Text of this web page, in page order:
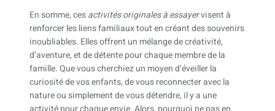
En somme, cesactivités originales à essayervisent à
renforcer les liens familiaux tout en créant des souvenirs
inoubliables. Elles offrent un mélange de créativité,
d’aventure, et de détente pour chaque membre de la
famille. Que vous cherchiez un moyen d’éveiller la
curiosité de vos enfants, de vous reconnecter avec la
nature ou simplement de vous détendre, il y a une